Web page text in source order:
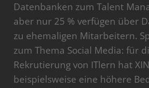
Datenbanken zum Talent
aber nur 25 % verfügen über
zu ehemaligen Mitarbeitern.
zum Thema Social Media: für
Rekrutierung von ITlern hat
beispielsweise eine höhere